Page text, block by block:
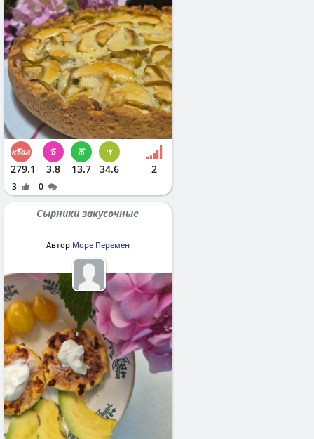
279.1 3.8 13.7 34.6 2
3 0
Сырники закусочные
Автор Море Перемен